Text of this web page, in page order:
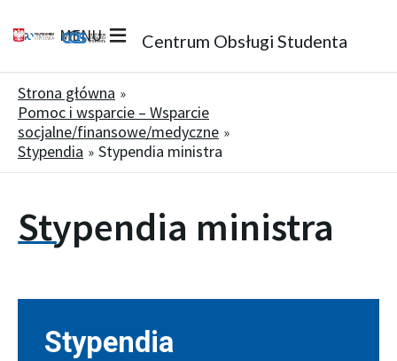
Centrum Obsługi Studenta
MENU
Strona główna
Pomoc i wsparcie – Wsparcie
socjalne/finansowe/medyczne
Stypendia
Stypendia ministra
Stypendia ministra
Stypendia